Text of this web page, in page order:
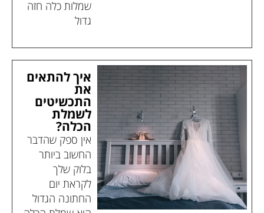
שמלות כלה חזה
גדול
איך להתאים
את
התכשיטים
לשמלת
הכלה?
אין ספק שהדבר
החשוב ביותר
בלוק שלך
לקראת יום
החתונה הגדול